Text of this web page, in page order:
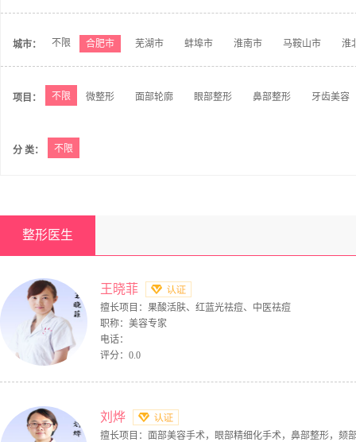
城市： 合肥市 芜湖市 蚌埠市 淮南市 马鞍山市 淮
不限
项目： 微整形 面部轮廓 眼部整形 鼻部整形 牙齿美容
不限
分 类： 不限
整形医生
王晓菲
擅长项目：果酸活肤、红蓝光祛痘、中医祛痘
职称：美容专家
电话：
评分：0.0
刘烨
擅长项目：面部美容手术，眼部精细化手术，鼻部整形，颏